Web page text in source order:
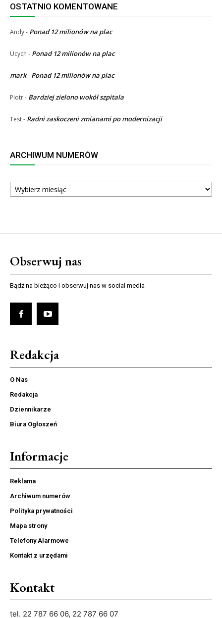
OSTATNIO KOMENTOWANE
Andy- Ponad 12 milionów na plac
Ucych - Ponad 12 milionów na plac
mark- Ponad 12 milionów na plac
Piotr- Bardziej zielono wokół szpitala
Test- Radni zaskoczeni zmianami po modernizacji
ARCHIWUM NUMERÓW
ARCHIWUM
NUMERÓW
Obserwuj nas
Bądź na bieżąco i obserwuj nas w social media
Redakcja
O Nas
Redakcja
Dziennikarze
Biura Ogłoszeń
Informacje
Reklama
Archiwum numerów
Polityka prywatności
Mapa strony
Telefony Alarmowe
Kontakt z urzędami
Kontakt
tel. 22 787 66 06, 22 787 66 07